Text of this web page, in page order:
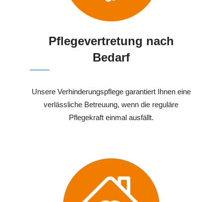
Pflegevertretung nach
Bedarf
Unsere Verhinderungspflege garantiert Ihnen eine
verlässliche Betreuung, wenn die reguläre
Pflegekraft einmal ausfällt.